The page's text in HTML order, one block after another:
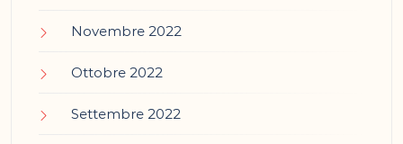
Novembre 2022
Ottobre 2022
Settembre 2022